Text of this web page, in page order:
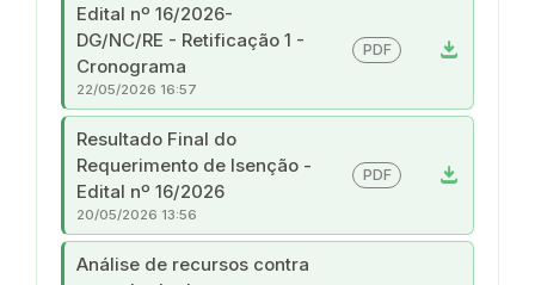
Edital nº 16/2026-
DG/NC/RE - Retificação 1 -
Cronograma
download
PDF
22/05/2026 16:57
Resultado Final do
Requerimento de Isenção -
Edital nº 16/2026
download
PDF
20/05/2026 13:56
Análise de recursos contra